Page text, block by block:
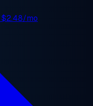
$2.48/mo